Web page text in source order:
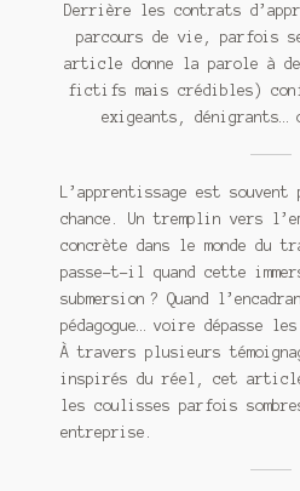
Une baffe et ça repart
Derrière les contrats
parcours de vie, parfois
article donne la parole à
fictifs mais crédibles)
exigeants, dénigrants…
L’apprentissage est souvent
chance. Un tremplin vers
concrète dans le monde du
passe-t-il quand cette
submersion ? Quand
pédagogue… voire dépasse
À travers plusieurs
inspirés du réel, cet article
les coulisses parfois
entreprise.